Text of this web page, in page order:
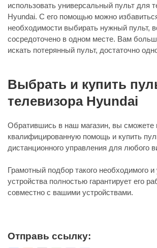
использовать универсальный пульт для
Hyundai. С его помощью можно
необходимости выбирать нужный пульт,
сосредоточено в одном месте. Вам
искать потерянный пульт, достаточно
Выбрать и купить
телевизора Hyundai
Обратившись в наш магазин, вы сможете
квалифицированную помощь и купить
дистанционного управления для любого
Грамотный подбор такого необходимого и
устройства полностью гарантирует его
совместно с вашими устройствами.
Отправь ссылку: